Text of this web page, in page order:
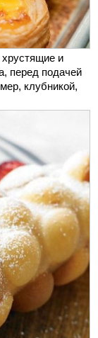
и
перед подачей
клубникой,